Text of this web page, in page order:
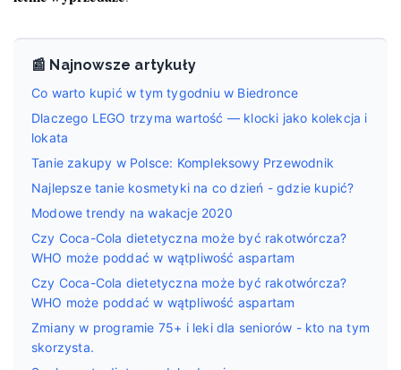
📰 Najnowsze artykuły
Co warto kupić w tym tygodniu w Biedronce
Dlaczego LEGO trzyma wartość — klocki jako kolekcja i
lokata
Tanie zakupy w Polsce: Kompleksowy Przewodnik
Najlepsze tanie kosmetyki na co dzień - gdzie kupić?
Modowe trendy na wakacje 2020
Czy Coca-Cola dietetyczna może być rakotwórcza?
WHO może poddać w wątpliwość aspartam
Czy Coca-Cola dietetyczna może być rakotwórcza?
WHO może poddać w wątpliwość aspartam
Zmiany w programie 75+ i leki dla seniorów - kto na tym
skorzysta.